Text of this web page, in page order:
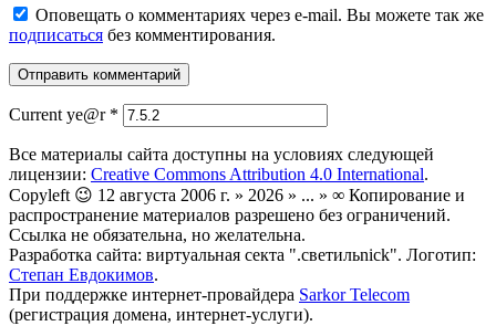
Оповещать о комментариях через e-mail. Вы можете так же
подписаться без комментирования.
Current ye@r *
Все материалы сайта доступны на условиях следующей
лицензии: Creative Commons Attribution 4.0 International.
Copyleft 😉 12 августа 2006 г. » 2026 » ... » ∞ Копирование и
распространение материалов разрешено без ограничений.
Ссылка не обязательна, но желательна.
Разработка сайта: виртуальная секта ".светильnick". Логотип:
Степан Евдокимов.
При поддержке интернет-провайдера Sarkor Telecom
(регистрация домена, интернет-услуги).